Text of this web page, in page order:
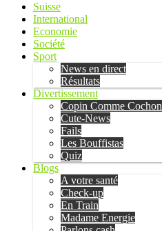
Suisse
International
Economie
Société
Sport
News en direct
Résultats
Divertissement
Copin Comme Cochon
Cute-News
Fails
Les Bouffistas
Quiz
Blogs
A votre santé
Check-up
En Train
Madame Energie